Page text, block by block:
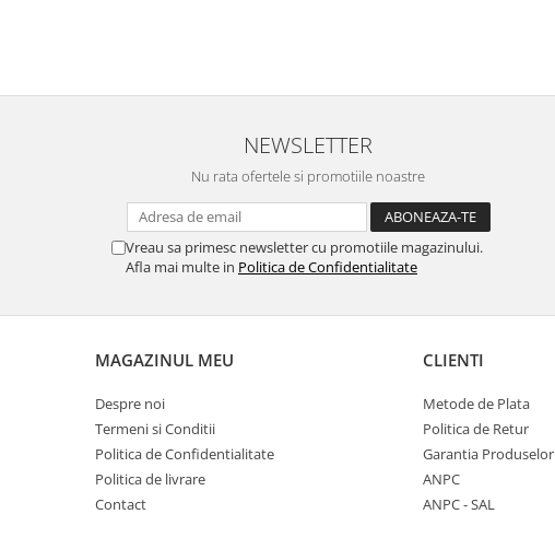
NEWSLETTER
Nu rata ofertele si promotiile noastre
Vreau sa primesc newsletter cu promotiile magazinului.
Afla mai multe in Politica de Confidentialitate
MAGAZINUL MEU
Despre noi
Termeni si Conditii
Politica de Confidentialitate
Politica de livrare
Contact
CLIENTI
Metode de Plata
Politica de Retur
Garantia Produselor
ANPC
ANPC - SAL